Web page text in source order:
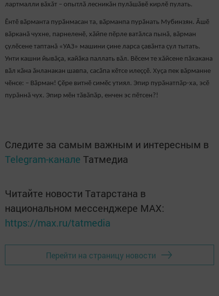
лартмалли вăхăт – опытлӑ лесникăн пулăшăвӗ кирлӗ пулать.
Ӗнтӗ вӑрманта пурӑнмасан та, вӑрманпа пурӑнать Мубинзян. Ăшӗ
вăрканă чухне, парнеленӗ, хăйпе пӗрле ватăлса пынă, вăрман
çулӗсене таптанă «УАЗ» машини çине ларса çавăнта çул тытать.
Унти кашни йывăçа, кайӑка паллать вăл. Вӗсем те хăйсене пăхакана
вӑл кӑна ӑнланакан шавпа, сасӑпа кӗтсе илеççӗ. Хуҫа пек вăрманне
чӗнсе: – Вӑрман! Ҫӗре витнӗ симӗс утиял. Эпир пурăнатпăр-ха, эсӗ
пурăннă чух. Эпир мӗн тӑвӑпӑр, енчен эс пӗтсен?!
Следите за самым важным и интересным в
Telegram-канале Татмедиа
Читайте новости Татарстана в
национальном мессенджере MАХ:
https://max.ru/tatmedia
Перейти на страницу новости